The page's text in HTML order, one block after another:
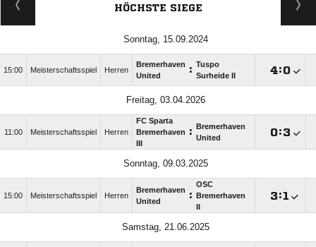
HÖCHSTE SIEGE
Sonntag, 15.09.2024
15:00 Meisterschaftsspiel Herren
Bremerhaven
United
: Tuspo
Surheide II
:
Freitag, 03.04.2026
11:00 Meisterschaftsspiel Herren
FC Sparta
Bremerhaven :
Bremerhaven
United
:
Sonntag, 09.03.2025
15:00 Meisterschaftsspiel Herren
Bremerhaven
United
:
OSC
Bremerhaven
:
Samstag, 21.06.2025